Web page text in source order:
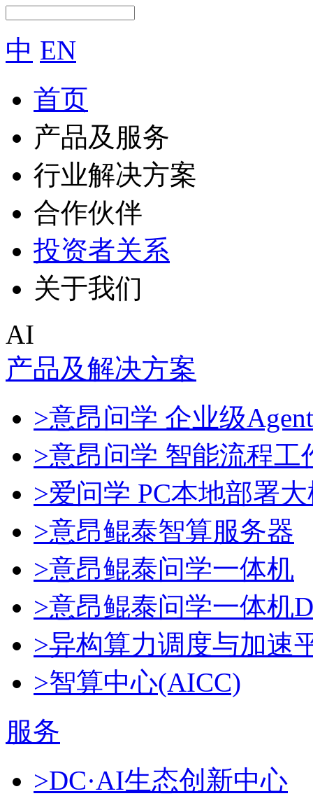
中 EN
首页
产品及服务
行业解决方案
合作伙伴
投资者关系
关于我们
AI
产品及解决方案
>意昂问学 企业级
>意昂问学 智能流程工
>爱问学 PC本地部署
>意昂鲲泰智算服务器
>意昂鲲泰问学一体机
>意昂鲲泰问学一体机
>异构算力调度与加速
>智算中心(AICC)
服务
>DC·AI生态创新中心